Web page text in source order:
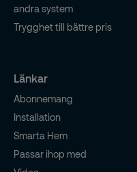
andra system
Trygghet till bättre pris
Länkar
Abonnemang
Installation
Smarta Hem
Passar ihop med